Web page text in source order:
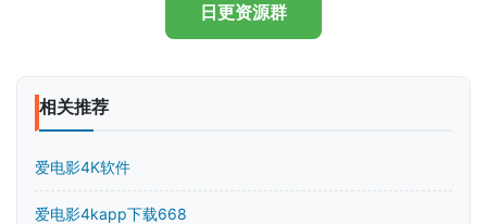
日更资源群
相关推荐
爱电影4K软件
爱电影4kapp下载668